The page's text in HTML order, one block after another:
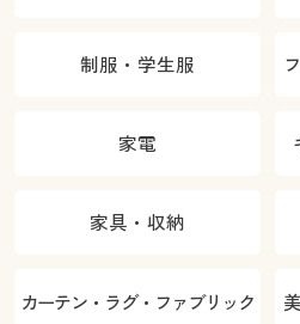
制服・学生服
家電
家具・収納
カーテン・ラグ・ファブリック